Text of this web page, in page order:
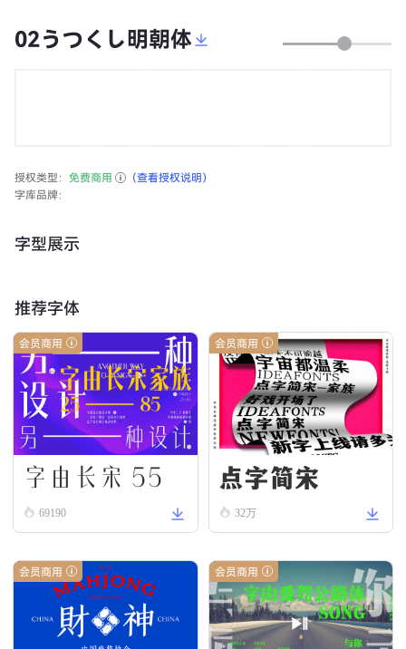
02うつくし明朝体
授权类型： 免费商用
（查看授权说明）
字库品牌：
字型展示
推荐字体
会员商用
字由长宋 55
69190
会员商用
点字简宋
32万
会员商用 会员商用